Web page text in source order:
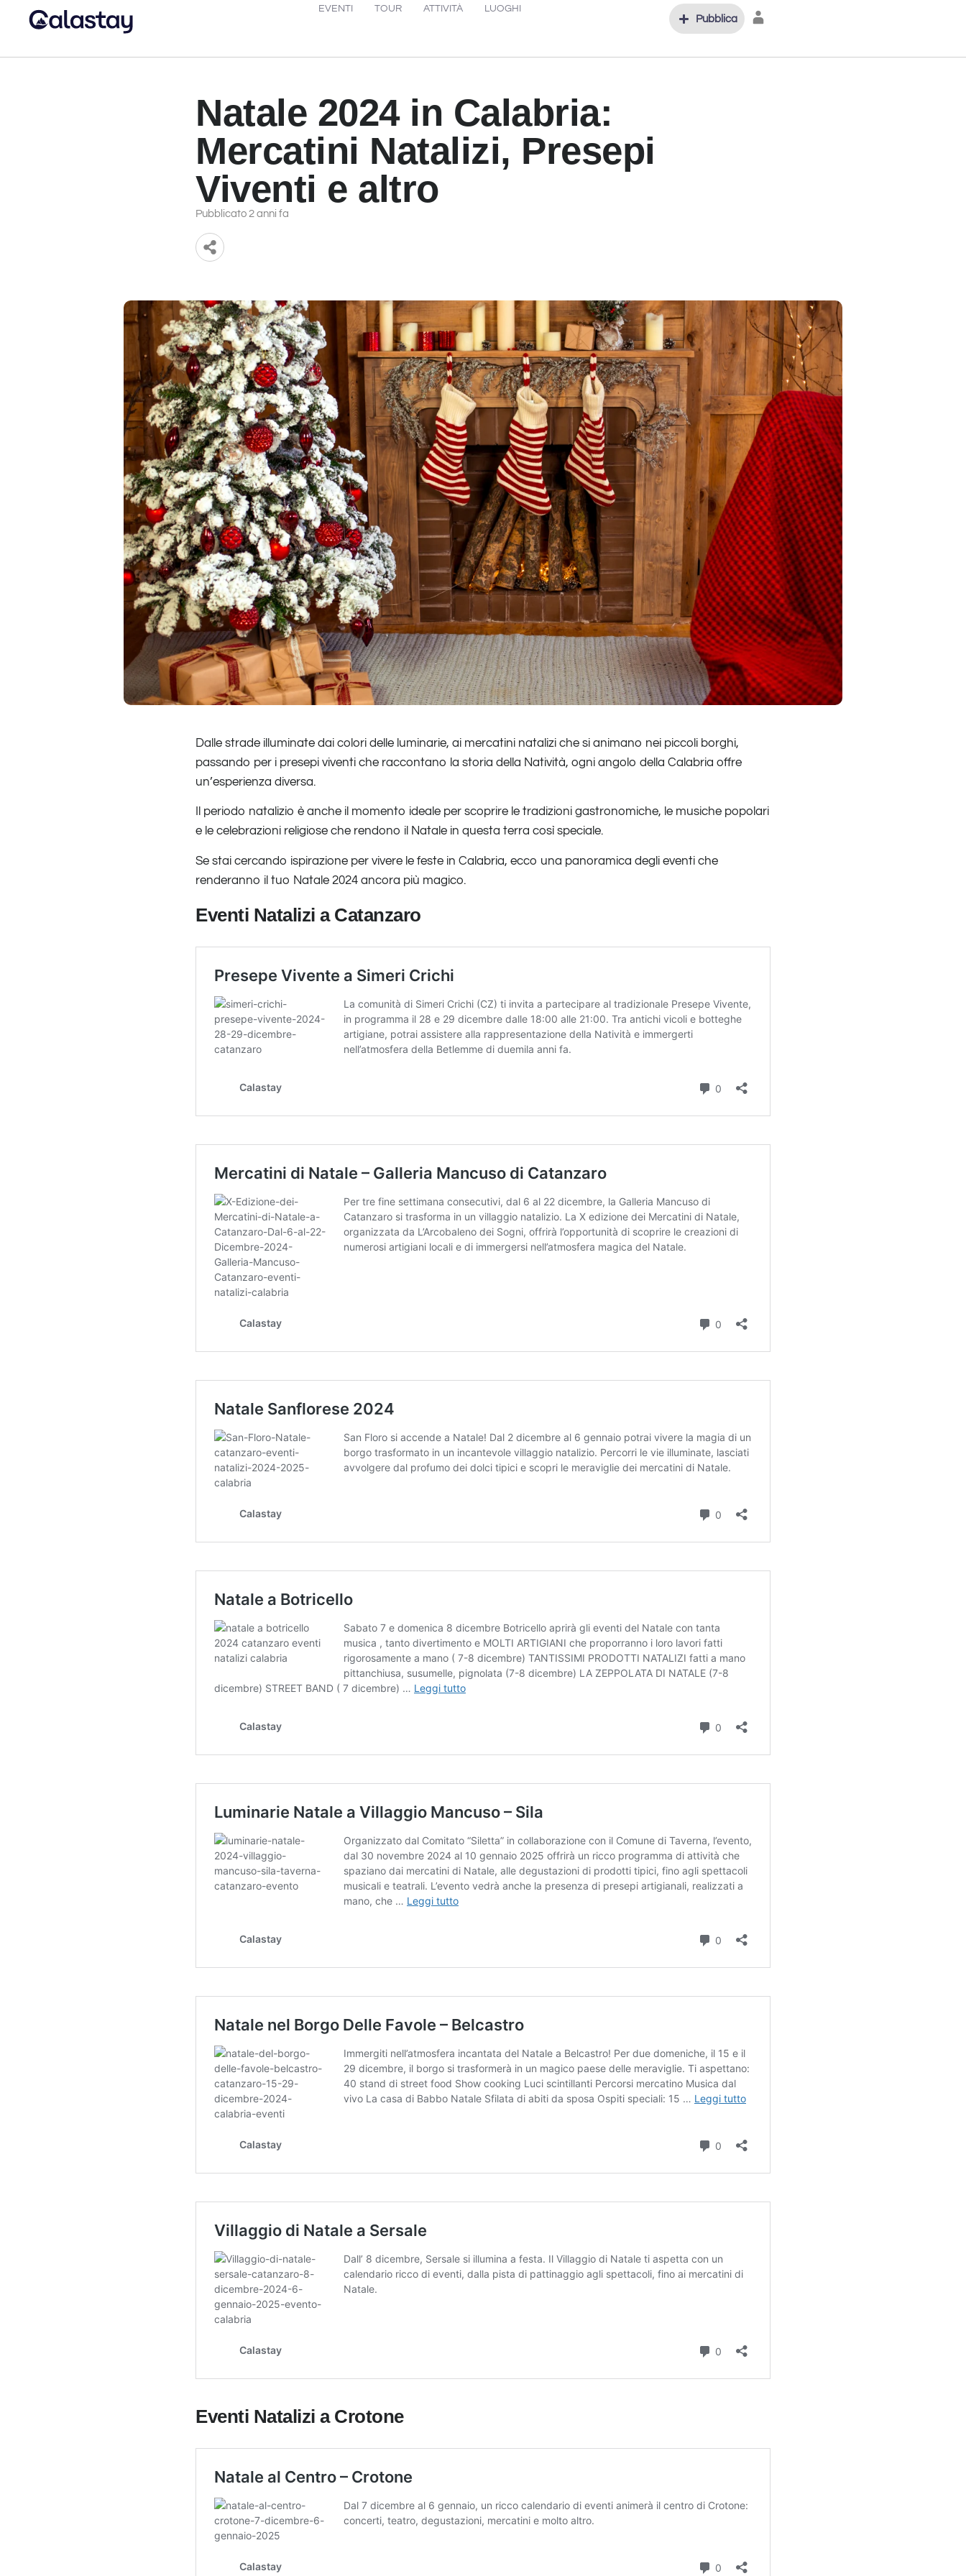
EVENTI TOUR ATTIVITÀ LUOGHI
Pubblica
Natale 2024 in Calabria:
Mercatini Natalizi, Presepi
Viventi e altro
Pubblicato 2 anni fa
Dalle strade illuminate dai colori delle luminarie, ai mercatini natalizi che si animano nei piccoli borghi,
passando per i presepi viventi che raccontano la storia della Natività, ogni angolo della Calabria offre
un’esperienza diversa.
Il periodo natalizio è anche il momento ideale per scoprire le tradizioni gastronomiche, le musiche popolari
e le celebrazioni religiose che rendono il Natale in questa terra così speciale.
Se stai cercando ispirazione per vivere le feste in Calabria, ecco una panoramica degli eventi che
renderanno il tuo Natale 2024 ancora più magico.
Eventi Natalizi a Catanzaro
Eventi Natalizi a Crotone